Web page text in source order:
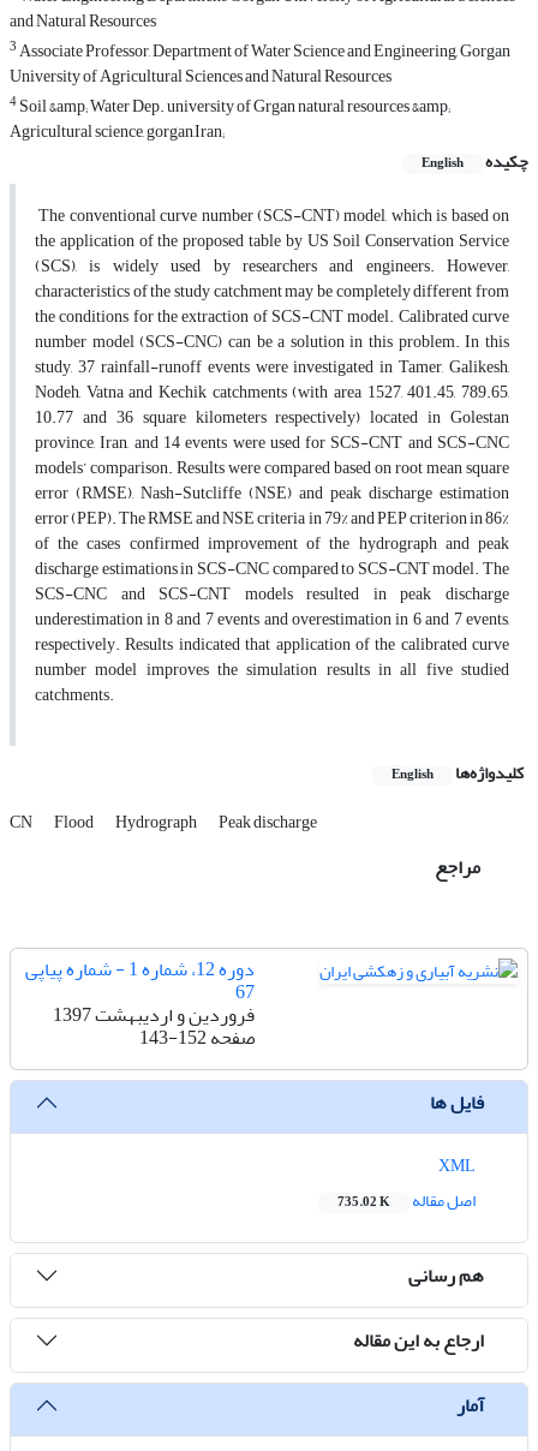
and Natural Resources
3Associate Professor, Department of Water Science and Engineering, Gorgan
University of Agricultural Sciences and Natural Resources
4Soil &amp; Water Dep. university of Grgan natural resources &amp;
Agricultural science, gorgan,Iran;
چکیده
English
The conventional curve number (SCS-CNT) model, which is based on
the application of the proposed table by US Soil Conservation Service
(SCS), is widely used by researchers and engineers. However,
characteristics of the study catchment may be completely different from
the conditions for the extraction of SCS-CNT model. Calibrated curve
number model (SCS-CNC) can be a solution in this problem. In this
study, 37 rainfall-runoff events were investigated in Tamer, Galikesh,
Nodeh, Vatna and Kechik catchments (with area 1527, 401.45, 789.65,
10.77 and 36 square kilometers respectively) located in Golestan
province, Iran, and 14 events were used for SCS-CNT and SCS-CNC
models’ comparison. Results were compared based on root mean square
error (RMSE), Nash-Sutcliffe (NSE) and peak discharge estimation
error (PEP). The RMSE and NSE criteria in 79% and PEP criterion in 86%
of the cases confirmed improvement of the hydrograph and peak
discharge estimations in SCS-CNC compared to SCS-CNT model. The
SCS-CNC and SCS-CNT models resulted in peak discharge
underestimation in 8 and 7 events and overestimation in 6 and 7 events,
respectively. Results indicated that application of the calibrated curve
number model improves the simulation results in all five studied
catchments.
کلیدواژه‌ها English
CN Flood Hydrograph Peak discharge
مراجع
دوره 12، شماره 1 - شماره پیاپی
67
فروردین و اردیبهشت 1397
صفحه143-152
فایل ها
اصل مقاله
735.02 K
هم رسانی
ارجاع به این مقاله
آمار